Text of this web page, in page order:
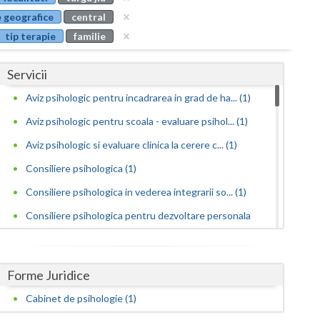
Buzau
Calarasi
Caras-Severin
Cluj
Constanta
Covasna
Giurgiu
Gorj
geografice
central
tip terapie
familie
Servicii
Aviz psihologic pentru incadrarea in grad de ha... (1)
Aviz psihologic pentru scoala - evaluare psihol... (1)
Aviz psihologic si evaluare clinica la cerere c... (1)
Consiliere psihologica (1)
Consiliere psihologica in vederea integrarii so... (1)
Consiliere psihologica pentru dezvoltare personala
dependen... (1)
Consiliere psihologica pentru persoanele care s...
Forme Juridice
Cabinet de psihologie (1)